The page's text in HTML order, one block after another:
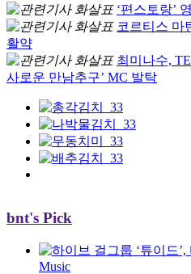
‘편스토랑’
코르티스 마
활약
최미나수,
사로운 만남추구’ MC 발탁
bnt's Pick
Music